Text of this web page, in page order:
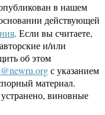
в нашем
действующей
. Если вы считаете,
и/или
об этом
с указанием
материал.
виновные